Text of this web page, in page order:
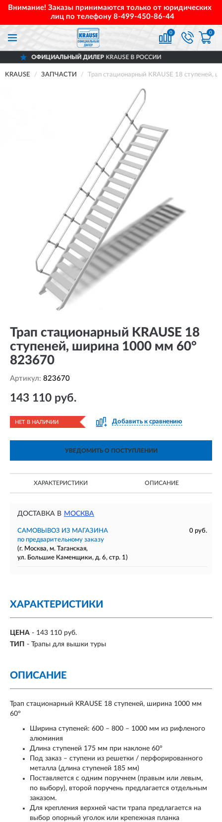
Внимание! Заказы принимаются только от юридических
лиц по телефону 8-499-450-86-44
0 0
ДИЛЕРKRAUSE В РОССИИ
KRAUSE ЗАПЧАСТИ Трап стационарный KRAUSE 18 ступеней,
Трап стационарный KRAUSE 18
ступеней, ширина 1000 мм 60°
823670
Артикул: 823670
143 110 руб.
НЕТ В НАЛИЧИИ Добавить к сравнению
УВЕДОМИТЬ О ПОСТУПЛЕНИИ
ХАРАКТЕРИСТИКИ ОПИСАНИЕ
ДОСТАВКА В МОСКВА
САМОВЫВОЗ ИЗ МАГАЗИНА
0 руб.
по предварительному заказу
(г. Москва, м. Таганская,
ул. Большие Каменщики, д. 6, стр. 1)
ХАРАКТЕРИСТИКИ
ЦЕНА - 143 110 руб.
ТИП - Трапы для вышки туры
ОПИСАНИЕ
Трап стационарный KRAUSE 18 ступеней, ширина 1000 мм
60°
Ширина ступеней: 600 – 800 – 1000 мм из рифленого
алюминия
Длина ступеней 175 мм при наклоне 60°
Под заказ – ступени из решетки / перфорированного
металла (длина ступеней 185 мм)
Поставляется с одним поручнем (правым или левым,
по выбору), второй поручень предлагается отдельным
заказом.
Для крепления верхней части трапа предлагается на
выбор опорный уголок или крепежная планка